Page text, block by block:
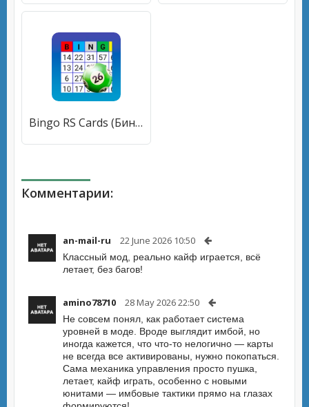
Bingo RS Cards (Бинго РС Карты) [МОД Все открыто] APK Android
Комментарии:
an-mail-ru 22 June 2026 10:50
Классный мод, реально кайф играется, всё
летает, без багов!
amino78710 28 May 2026 22:50
Не совсем понял, как работает система
уровней в моде. Вроде выглядит имбой, но
иногда кажется, что что-то нелогично — карты
не всегда все активированы, нужно покопаться.
Сама механика управления просто пушка,
летает, кайф играть, особенно с новыми
юнитами — имбовые тактики прямо на глазах